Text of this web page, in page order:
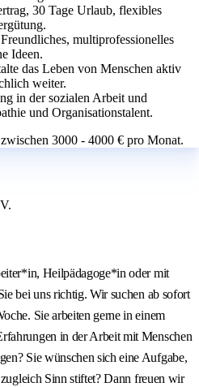
30 Tage Urlaub, flexibles
Freundliches, multiprofessionelles
Ideen.
das Leben von Menschen aktiv
weiter.
in der sozialen Arbeit und
und Organisationstalent.
3000 - 4000 € pro Monat.
Heilpädagoge*in oder mit
bei uns richtig. Wir suchen ab sofort
Sie arbeiten gerne in einem
in der Arbeit mit Menschen
Sie wünschen sich eine Aufgabe,
Sinn stiftet? Dann freuen wir